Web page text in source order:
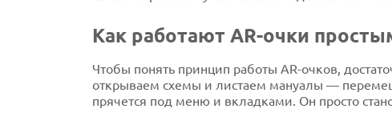
Как работают AR-очки
Чтобы понять принцип работы AR-очков,
открываем схемы и листаем мануалы —
прячется под меню и вкладками. Он просто